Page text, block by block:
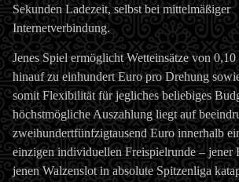
Sekunden Ladezeit, selbst bei mittelmäßiger
Internetverbindung.
Jenes Spiel ermöglicht Wetteinsätze von
hinauf zu einhundert Euro pro Drehung
somit Flexibilität für jegliches beliebiges
höchstmögliche Auszahlung liegt auf
zweihundertfünfzigtausend Euro innerhalb
einzigen individuellen Freispielrunde – jener
jenen Walzenslot in absolute Spitzenliga